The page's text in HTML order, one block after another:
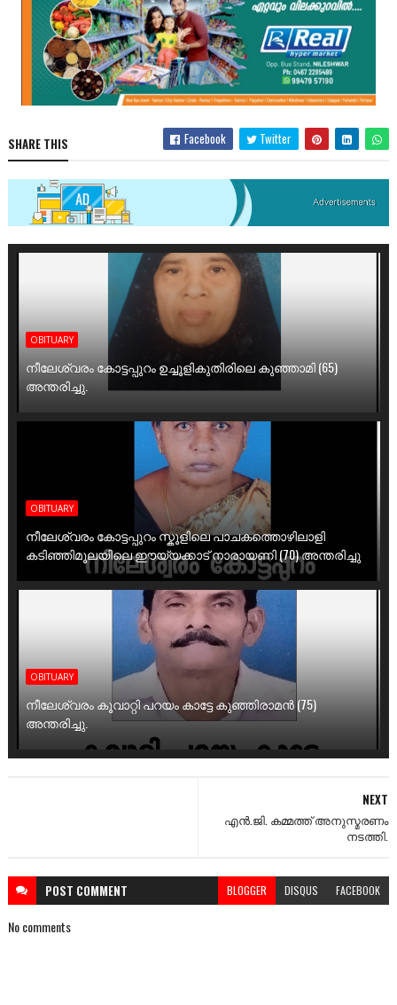
SHARE THIS Facebook Twitter
OBITUARY
നീലേശ്വരം കോട്ടപ്പുറം ഉച്ചൂളികുതിരിലെ കുഞ്ഞാമി (65)
അന്തരിച്ചു.
OBITUARY
നീലേശ്വരം കോട്ടപ്പുറം സ്കൂളിലെ പാചകത്തൊഴിലാളി
കടിഞ്ഞിമൂലയിലെ ഈയ്യക്കാട് നാരായണി (70) അന്തരിച്ചു
OBITUARY
നീലേശ്വരം കൂവാറ്റി പറയം കാട്ടേ കുഞ്ഞിരാമൻ (75)
അന്തരിച്ചു.
NEXT
എൻ.ജി. കമ്മത്ത് അനുസ്മരണം
നടത്തി.
POST COMMENT BLOGGER DISQUS FACEBOOK
No comments